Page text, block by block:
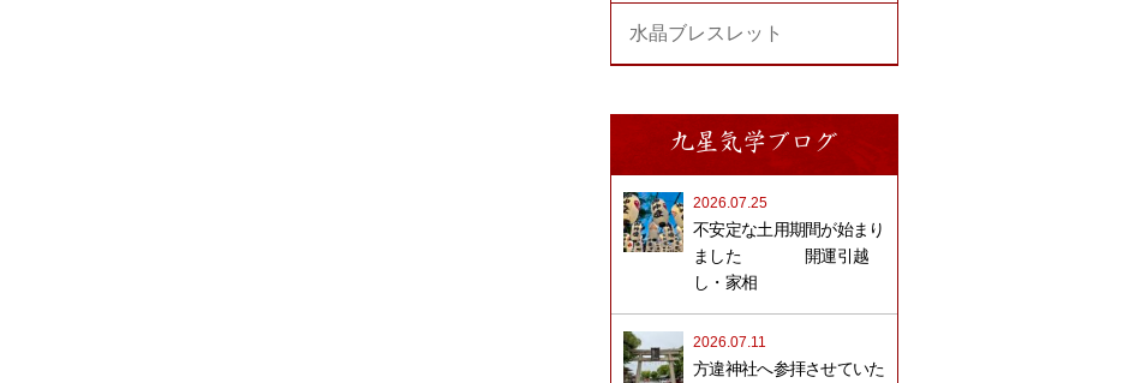
水晶ブレスレット
九星気学ブログ
2026.07.25
不安定な土用期間が始まり
ました 開運引越
し・家相
2026.07.11
方違神社へ参拝させていた